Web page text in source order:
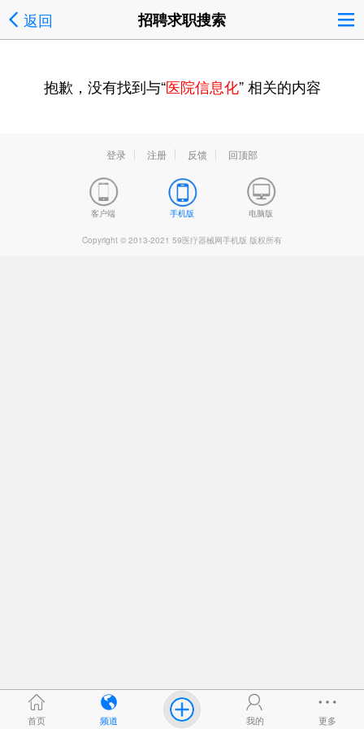
返回 招聘求职搜索
抱歉，没有找到与“医院信息化” 相关的内容
登录 注册 反馈 回顶部
客户端 手机版 电脑版
Copyright © 2013-2021 59医疗器械网手机版 版权所有
首页 频道 我的 更多